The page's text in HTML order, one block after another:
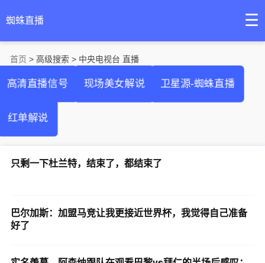
蜘蛛直播 ☰
首页 > 高级搜索 > 中央电视台 直播
高清直播信号 现场美女解说 卫星源-蜘蛛直播
红单解说
只剩一下杜兰特，结束了，都结束了
巴尔加斯：加盟马竞让我更接近世界杯，我觉得自己准备
好了